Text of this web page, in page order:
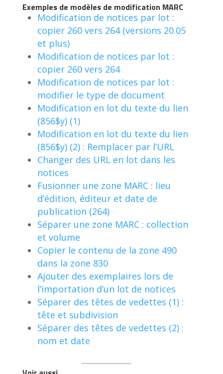
Exemples de modèles de modification MARC
Modification de notices par lot :
copier 260 vers 264 (versions 20.05
et plus)
Modification de notices par lot :
copier 260 vers 264
Modification de notices par lot :
modifier le type de document
Modification en lot du texte du lien
(856$y) (1)
Modification en lot du texte du lien
(856$y) (2) : Remplacer par l’URL
Changer des URL en lot dans les
notices
Fusionner une zone MARC : lieu
d’édition, éditeur et date de
publication (264)
Séparer une zone MARC : collection
et volume
Copier le contenu de la zone 490
dans la zone 830
Ajouter des exemplaires lors de
l’importation d’un lot de notices
Séparer des têtes de vedettes (1) :
tête et subdivision
Séparer des têtes de vedettes (2) :
nom et date